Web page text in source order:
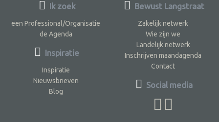
Ik zoek
een Professional/Organisatie
de Agenda
Inspiratie
Inspiratie
Nieuwsbrieven
Blog
Bewust Langstraat
Zakelijk netwerk
Wie zijn we
Landelijk netwerk
Inschrijven maandagenda
Contact
Social media